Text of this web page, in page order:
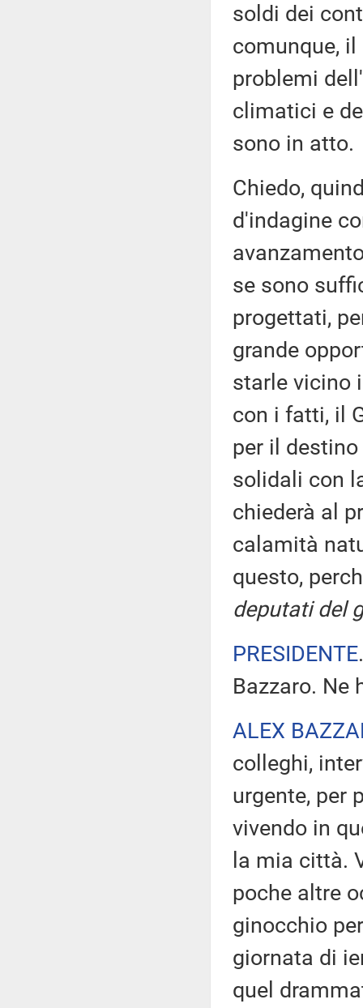
soldi dei
comunque,
problemi
climatici e
sono in atto.
Chiedo,
d'indagine
se sono
progettati,
grande
starle vicino
con i fatti, il
per il
solidali con
chiederà al
calamità
questo,
deputati del
PRESIDENTE
Bazzaro. Ne
ALEX
colleghi,
urgente, per
vivendo in
la mia città.
poche altre
ginocchio
giornata di
quel